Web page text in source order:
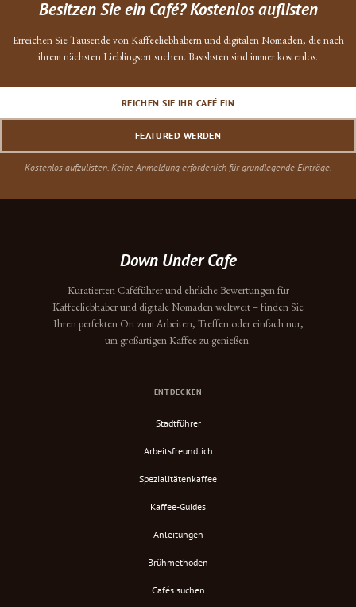
Besitzen Sie ein Café? Kostenlos auflisten
Erreichen Sie Tausende von Kaffeeliebhabern und digitalen Nomaden, die nach
ihrem nächsten Lieblingsort suchen. Basislisten sind immer kostenlos.
REICHEN SIE IHR CAFÉ EIN
FEATURED WERDEN
Kostenlos aufzulisten. Keine Anmeldung erforderlich für grundlegende Einträge.
Down Under Cafe
Kuratierten Caféführer und ehrliche Bewertungen für
Kaffeeliebhaber und digitale Nomaden weltweit – finden Sie
Ihren perfekten Ort zum Arbeiten, Treffen oder einfach nur,
um großartigen Kaffee zu genießen.
ENTDECKEN
Stadtführer
Arbeitsfreundlich
Spezialitätenkaffee
Kaffee-Guides
Anleitungen
Brühmethoden
Cafés suchen